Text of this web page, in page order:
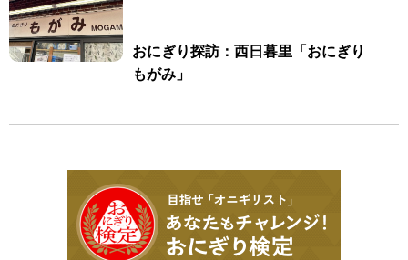
おにぎり探訪：西日暮里「おにぎり
もがみ」